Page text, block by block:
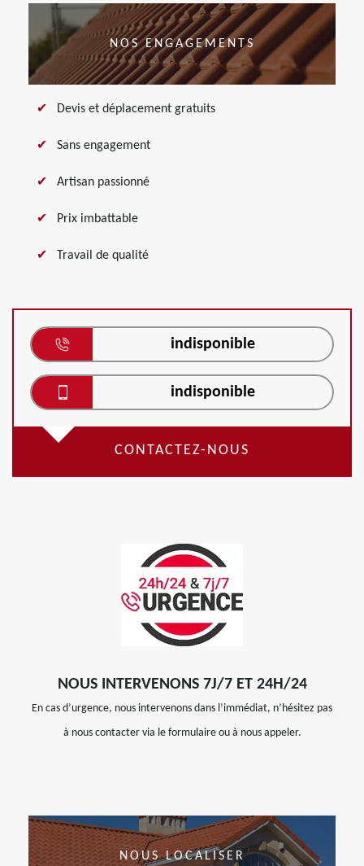
NOS ENGAGEMENTS
Devis et déplacement gratuits
Sans engagement
Artisan passionné
Prix imbattable
Travail de qualité
indisponible
indisponible
CONTACTEZ-NOUS
NOUS INTERVENONS 7J/7 ET 24H/24
En cas d’urgence, nous intervenons dans l’immédiat, n’hésitez pas
à nous contacter via le formulaire ou à nous appeler.
NOUS LOCALISER